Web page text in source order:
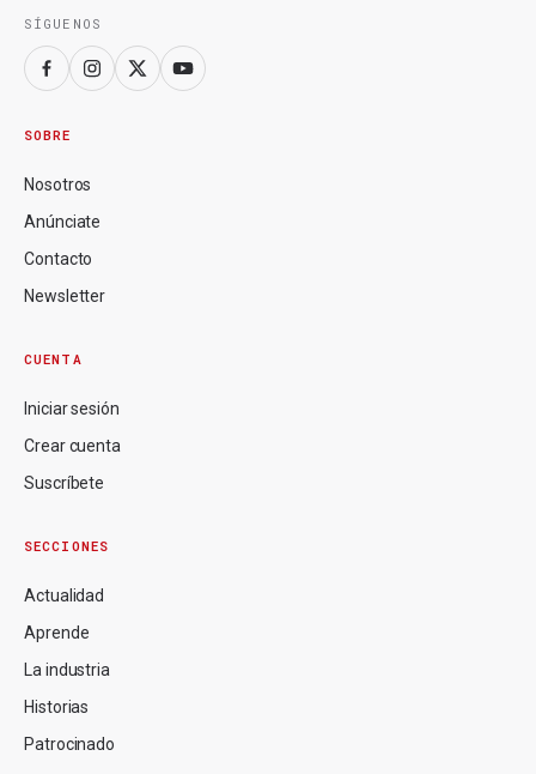
SÍGUENOS
SOBRE
Nosotros
Anúnciate
Contacto
Newsletter
CUENTA
Iniciar sesión
Crear cuenta
Suscríbete
SECCIONES
Actualidad
Aprende
La industria
Historias
Patrocinado